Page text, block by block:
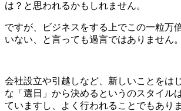
は？と思われるかもしれません。
ですが、ビジネスをする上でこの一粒万
いない、と言っても過言ではありません。
会社設立や引越しなど、新しいことをは
な「選日」から決めるというのスタイル
ていますし、よく行われることでもありま